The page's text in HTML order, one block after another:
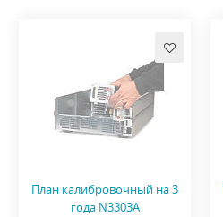
План калибровочный на 3
года N3303A